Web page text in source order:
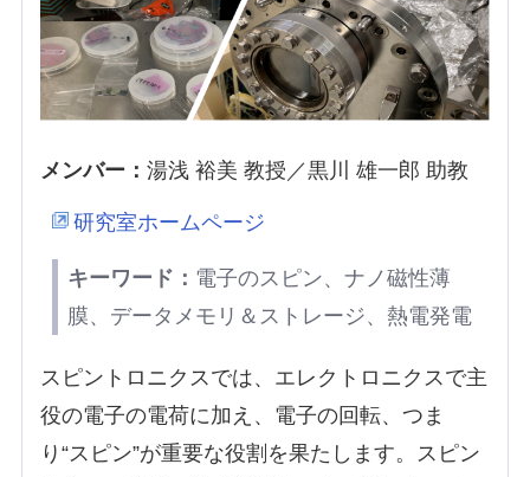
メンバー： 湯浅 裕美 教授／黒川 雄一郎 助教
研究室ホームページ
キーワード： 電子のスピン、ナノ磁性薄
膜、データメモリ＆ストレージ、熱電発電
スピントロニクスでは、エレクトロニクスで主
役の電子の電荷に加え、電子の回転、つま
り“スピン”が重要な役割を果たします。スピン